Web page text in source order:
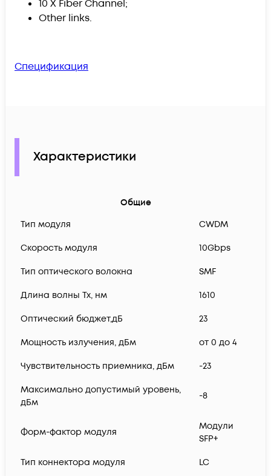
10 X Fiber Channel;
Other links.
Спецификация
Характеристики
Общие
Тип модуля
CWDM
Скорость модуля 10Gbps
Тип оптического волокна SMF
Длина волны Tx, нм 1610
Оптический бюджет,дБ 23
Мощность излучения, дБм от 0 до 4
Чувствительность приемника, дБм -23
Максимально допустимый уровень,
дБм
-8
Форм-фактор модуля
Модули
SFP+
Тип коннектора модуля LC